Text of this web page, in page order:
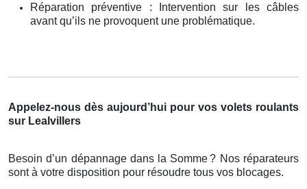
Réparation préventive : Intervention sur les câbles
avant qu’ils ne provoquent une problématique.
Appelez-nous dès aujourd’hui pour vos volets roulants
sur Lealvillers
Besoin d’un dépannage dans la Somme ? Nos réparateurs
sontà votre disposition pour résoudre tous vos blocages.